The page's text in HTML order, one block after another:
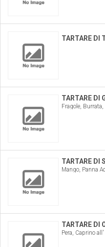
TARTARE DI
TARTARE DI
Fragole,
TARTARE DI
Mango, Panna
TARTARE DI
Pera, Caprino